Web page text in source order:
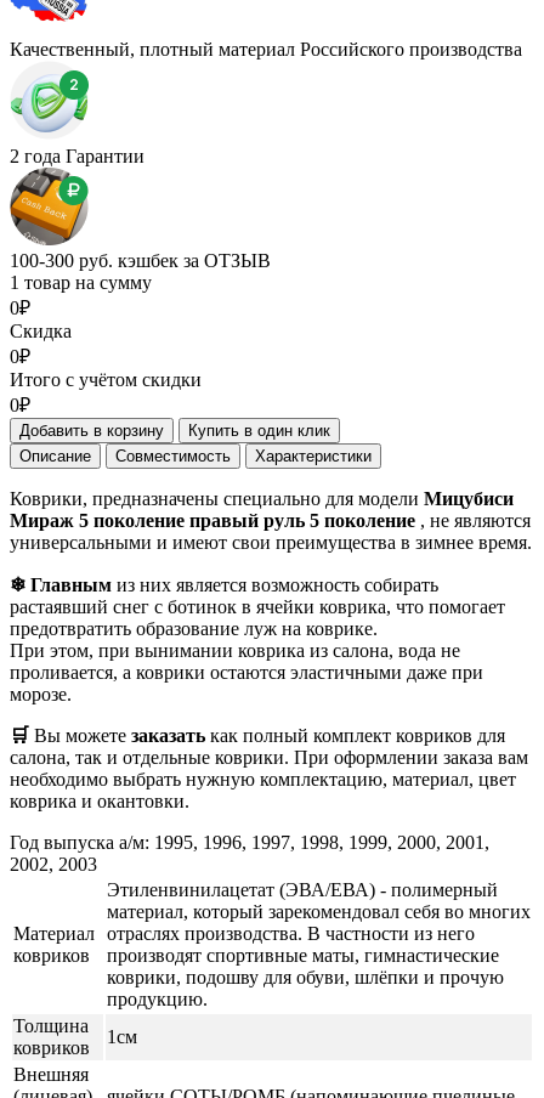
Качественный, плотный материал Российского производства
2 года Гарантии
100-300 руб. кэшбек за ОТЗЫВ
1 товар на сумму
0₽
Скидка
0₽
Итого с учётом скидки
0₽
Добавить в корзину
Купить в один клик
Описание
Совместимость Характеристики
Коврики, предназначены специально для модели Мицубиси
Мираж 5 поколение правый руль 5 поколение , не являются
универсальными и имеют свои преимущества в зимнее время.
❄ Главным из них является возможность собирать
растаявший снег с ботинок в ячейки коврика, что помогает
предотвратить образование луж на коврике.
При этом, при вынимании коврика из салона, вода не
проливается, а коврики остаются эластичными даже при
морозе.
🛒 Вы можете заказать как полный комплект ковриков для
салона, так и отдельные коврики. При оформлении заказа вам
необходимо выбрать нужную комплектацию, материал, цвет
коврика и окантовки.
Год выпуска а/м: 1995, 1996, 1997, 1998, 1999, 2000, 2001,
2002, 2003
Материал
ковриков
Этиленвинилацетат (ЭВА/ЕВА) - полимерный
материал, который зарекомендовал себя во многих
отраслях производства. В частности из него
производят спортивные маты, гимнастические
коврики, подошву для обуви, шлёпки и прочую
продукцию.
Толщина
ковриков
1см
Внешняя